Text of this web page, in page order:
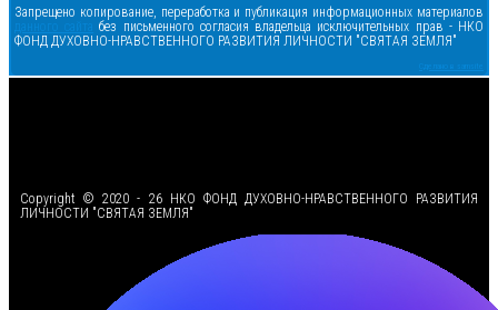
Запрещено копирование, переработка и публикация информационных материалов
данного сайта без письменного согласия владельца исключительных прав - НКО
ФОНД ДУХОВНО-НРАВСТВЕННОГО РАЗВИТИЯ ЛИЧНОСТИ "СВЯТАЯ ЗЕМЛЯ"
Сделано в samsite
Copyright © 2020 - 26 НКО ФОНД ДУХОВНО-НРАВСТВЕННОГО РАЗВИТИЯ
ЛИЧНОСТИ "СВЯТАЯ ЗЕМЛЯ"